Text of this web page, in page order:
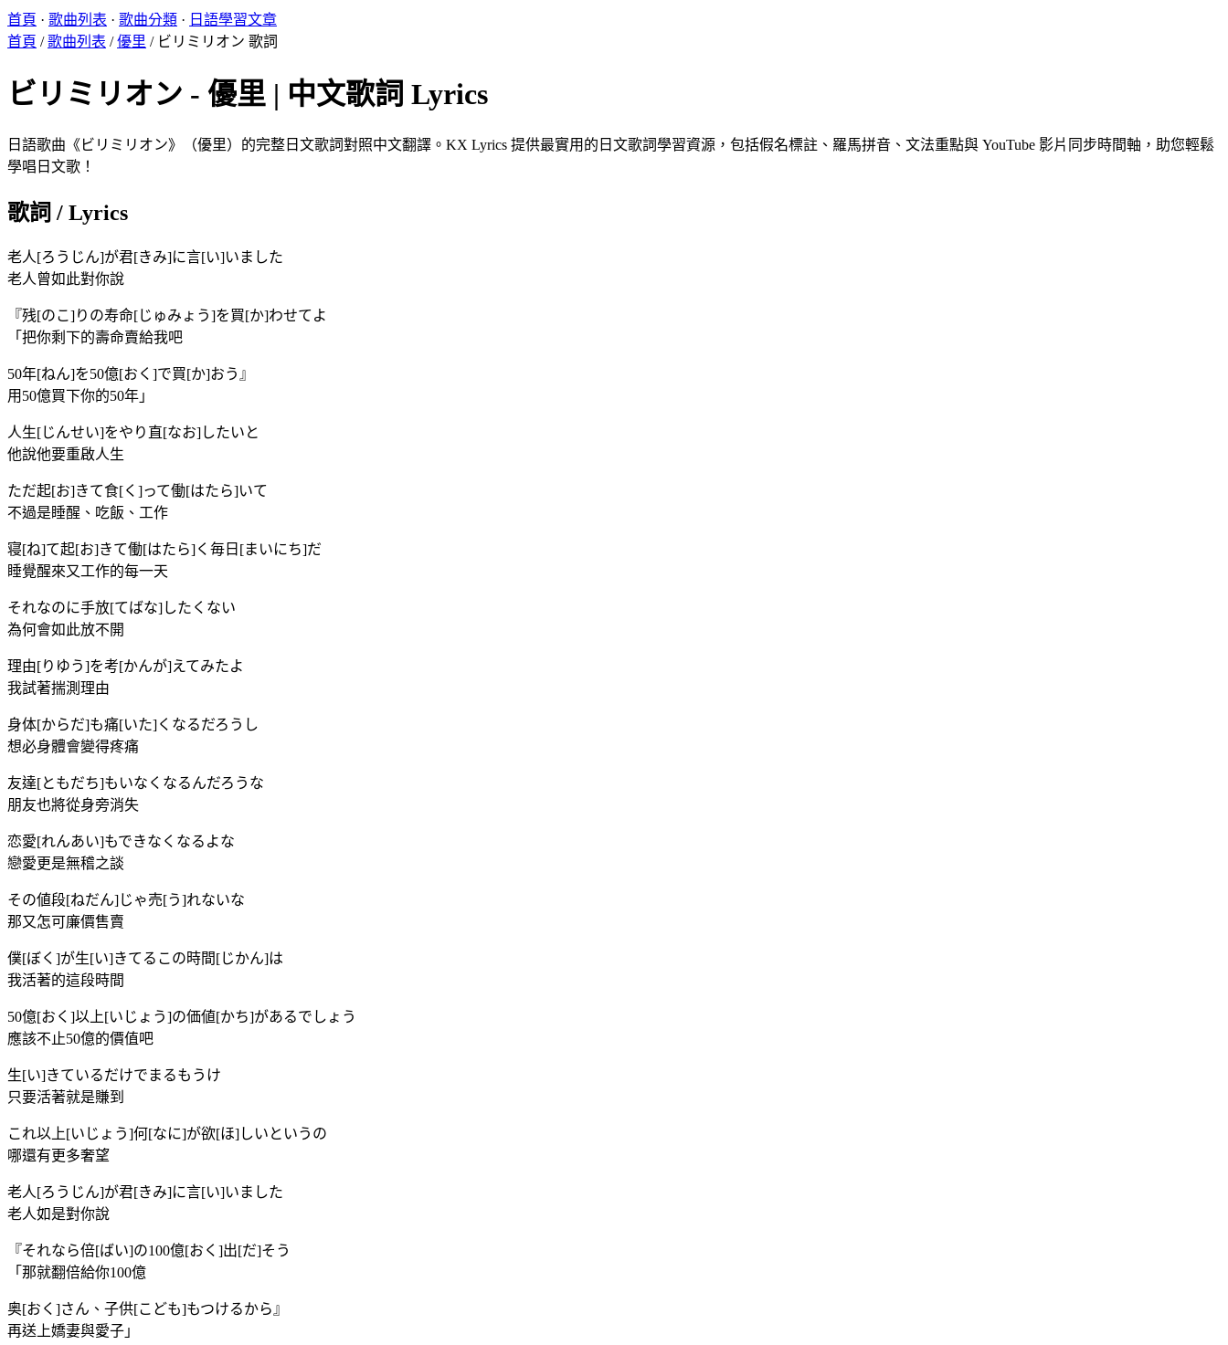
首頁 · 歌曲列表 · 歌曲分類 · 日語學習文章
首頁 /歌曲列表 /優里 / ビリミリオン 歌詞
ビリミリオン - 優里 | 中文歌詞 Lyrics
日語歌曲《ビリミリオン》（優里）的完整日文歌詞對照中文翻譯。KX Lyrics 提供最實用的日文歌詞學習資源，包括假名標註、羅馬拼音、文法重點與 YouTube 影片同步時間軸，助您輕鬆
學唱日文歌！
歌詞 / Lyrics
老人[ろうじん]が君[きみ]に言[い]いました
老人曾如此對你說
『残[のこ]りの寿命[じゅみょう]を買[か]わせてよ
「把你剩下的壽命賣給我吧
50年[ねん]を50億[おく]で買[か]おう』
用50億買下你的50年」
人生[じんせい]をやり直[なお]したいと
他說他要重啟人生
ただ起[お]きて食[く]って働[はたら]いて
不過是睡醒、吃飯、工作
寝[ね]て起[お]きて働[はたら]く毎日[まいにち]だ
睡覺醒來又工作的每一天
それなのに手放[てばな]したくない
為何會如此放不開
理由[りゆう]を考[かんが]えてみたよ
我試著揣測理由
身体[からだ]も痛[いた]くなるだろうし
想必身體會變得疼痛
友達[ともだち]もいなくなるんだろうな
朋友也將從身旁消失
恋愛[れんあい]もできなくなるよな
戀愛更是無稽之談
その値段[ねだん]じゃ売[う]れないな
那又怎可廉價售賣
僕[ぼく]が生[い]きてるこの時間[じかん]は
我活著的這段時間
50億[おく]以上[いじょう]の価値[かち]があるでしょう
應該不止50億的價值吧
生[い]きているだけでまるもうけ
只要活著就是賺到
これ以上[いじょう]何[なに]が欲[ほ]しいというの
哪還有更多奢望
老人[ろうじん]が君[きみ]に言[い]いました
老人如是對你說
『それなら倍[ばい]の100億[おく]出[だ]そう
「那就翻倍給你100億
奥[おく]さん、子供[こども]もつけるから』
再送上嬌妻與愛子」